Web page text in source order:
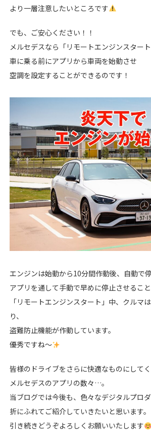
より一層注意したいところです
でも、ご安心ください！！
メルセデスなら「リモートエンジンスター
車に乗る前にアプリから車両を始動させ
空調を設定することができるのです！
エンジンは始動から10分間作動後、自動で停
アプリを通して手動で早めに停止させること
「リモートエンジンスタート」中、クルマ
り、
盗難防止機能が作動しています。
優秀ですね～
皆様のドライブをさらに快適なものにして
メルセデスのアプリの数々…。
当ブログでは今後も、色々なデジタルプロ
折にふれてご紹介していきたいと思います。
引き続きどうぞよろしくお願いいたします